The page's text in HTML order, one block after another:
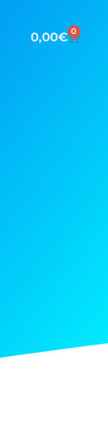
0,00€ 0